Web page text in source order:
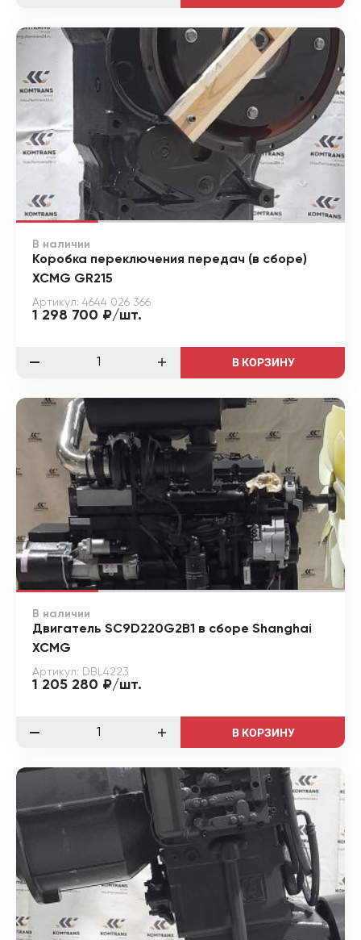
В наличии
Коробка переключения передач (в сборе)
XCMG GR215
Артикул: 4644 026 366
1 298 700 ₽/шт.
В КОРЗИНУ
В наличии
Двигатель SC9D220G2B1 в сборе Shanghai
XCMG
Артикул: DBL4223
1 205 280 ₽/шт.
В КОРЗИНУ